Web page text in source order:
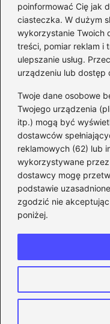
poinformować Cię jak
ciasteczka. W dużym
wykorzystanie Twoich
treści, pomiar reklam i
ulepszanie usług.
urządzeniu lub dostęp
Twoje dane osobowe
Twojego urządzenia
itp.) mogą być
dostawców
reklamowych (62) lub
wykorzystywane
dostawcy mogę
podstawie
zgodzić nie
poniżej.
CS:GO(26)
FIFA(90)
Forza Horizon
Gry(186)
Modyfikacje(42)
Spolszczenia(101)
Napisz do nas